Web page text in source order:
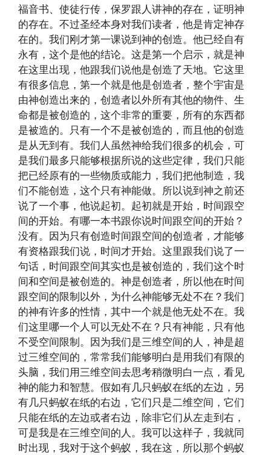
福音书、使徒行传，保罗跟人讲神的存在，证明神
的存在。不过圣经本身对我们读者，他是肯定神存
在的。我们刚才第一课说到神的创造。他已经自有
永有，这个是他的结论。这是第一个启示，就是神
在这里出现，他跟我们说他是创造了天地。它这里
有很多信息，第一个就是他是创造者，整个宇宙是
由神创造出来的，创造者以外所有其他的物件、生
命都是被创造的，这个非常的重要，所有的东西都
是被造的。只有一个不是被创造的，而且他的创造
是从无到有。我们人虽然神给我们很多的机会，可
是我们最多只能够根据所说的这些定律，我们只能
把已经原有的一些物质或能力，我们把他制造，我
们不能创造，这个只有神能做。所以说到神之前还
说了一个事，他说起初。起初就是开始，时间跟空
间的开始。有哪一本书跟你说时间跟空间的开始？
没有。因为只有创造时间跟空间的创造者，才能够
有资格跟我们说，时间才开始。这里跟我们说了一
句话，时间跟空间其实也是被创造的，我们这个时
间和空间是被创造的。神是创造者，所以他在时间
跟空间的限制以外，为什么神能够无处不在？我们
的神有许多的性情，其中一个就是他无处不在。我
们这里哪一个人可以无处不在？只有神能，只有他
不受空间限制。因为我们是三维空间的人，神是超
过三维空间的，常常我们能够明白是用我们有限的
头脑，我们用三维空间去思考稍微明白一点，看见
神的能力和智慧。假如有几只蚂蚁在纸的左边，另
有几只蚂蚁在纸的右边，它们只是二维空间，它们
只能在纸的左边或者右边，除非它们从左走到右，
可是我是在三维空间的人。我可以这样子，我就同
时出现，我对于这个蚂蚁，我在这，所以那个蚂蚁